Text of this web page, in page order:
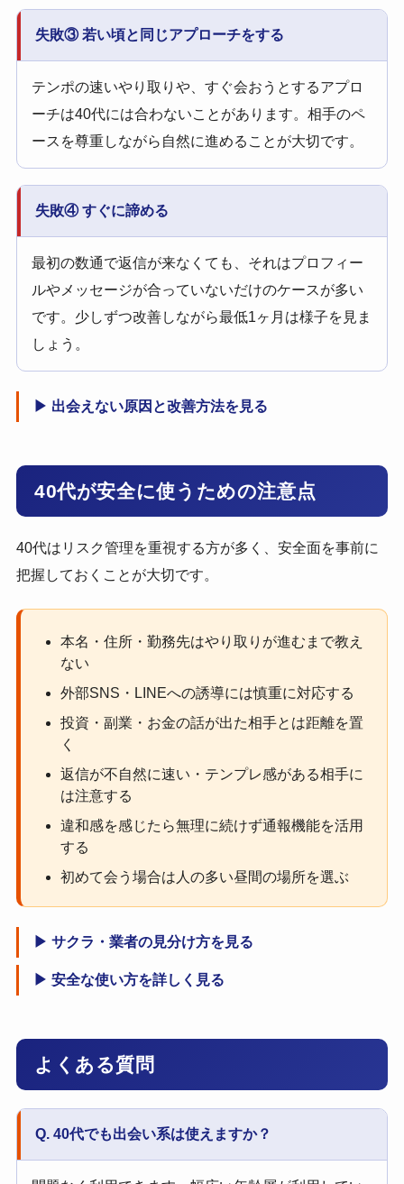
失敗③ 若い頃と同じアプローチをする
テンポの速いやり取りや、すぐ会おうとするアプロ
ーチは40代には合わないことがあります。相手のペ
ースを尊重しながら自然に進めることが大切です。
失敗④ すぐに諦める
最初の数通で返信が来なくても、それはプロフィー
ルやメッセージが合っていないだけのケースが多い
です。少しずつ改善しながら最低1ヶ月は様子を見ま
しょう。
▶ 出会えない原因と改善方法を見る
40代が安全に使うための注意点
40代はリスク管理を重視する方が多く、安全面を事前に
把握しておくことが大切です。
本名・住所・勤務先はやり取りが進むまで教え
ない
外部SNS・LINEへの誘導には慎重に対応する
投資・副業・お金の話が出た相手とは距離を置
く
返信が不自然に速い・テンプレ感がある相手に
は注意する
違和感を感じたら無理に続けず通報機能を活用
する
初めて会う場合は人の多い昼間の場所を選ぶ
▶ サクラ・業者の見分け方を見る
▶ 安全な使い方を詳しく見る
よくある質問
Q. 40代でも出会い系は使えますか？